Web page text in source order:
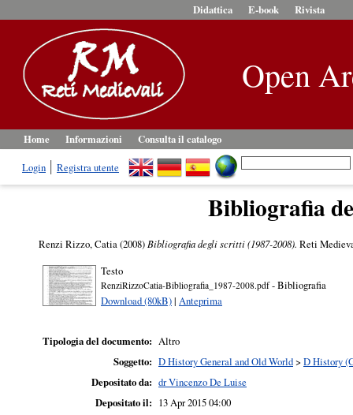
Didattica E-book Rivista
Open
Home Informazioni
Consulta il catalogo
Login
Registra utente
Bibliografia
Renzi Rizzo, Catia(2008) Bibliografia degli scritti (1987-2008). Reti
Testo
RenziRizzoCatia-Bibliografia_1987-2008.pdf- Bibliografia
Download (80kB)| Anteprima
Tipologia del documento: Altro
Soggetto: D History General and Old World> D History
Depositato da: dr Vincenzo De Luise
Depositato il: 13 Apr 2015 04:00